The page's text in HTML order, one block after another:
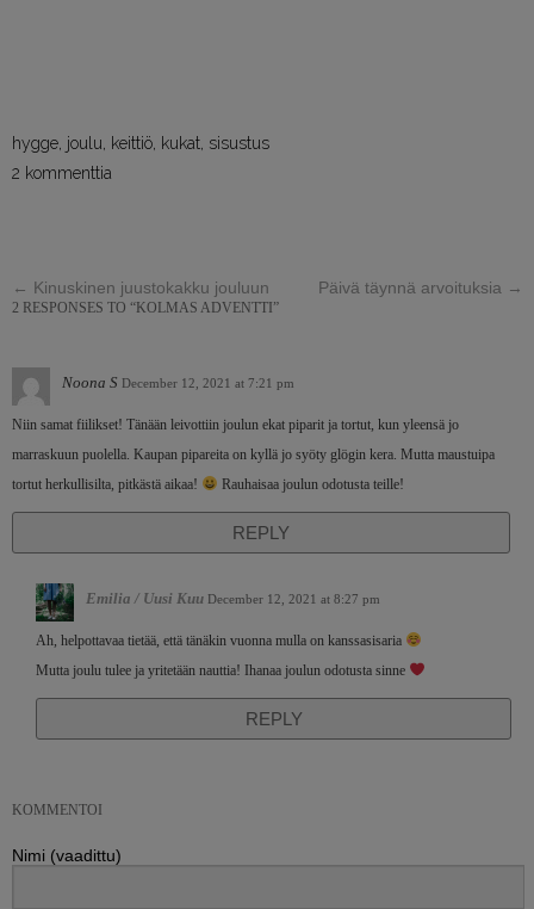
hygge joulu keittiö kukat sisustus
2 kommenttia
← Kinuskinen juustokakku jouluun Päivä täynnä arvoituksia →
2 RESPONSES TO “KOLMAS ADVENTTI”
Noona S December 12, 2021 at 7:21 pm
Niin samat fiilikset! Tänään leivottiin joulun ekat piparit ja tortut, kun yleensä jo
marraskuun puolella. Kaupan pipareita on kyllä jo syöty glögin kera. Mutta maustuipa
tortut herkullisilta, pitkästä aikaa!
Rauhaisaa joulun odotusta teille!
REPLY
Emilia / Uusi Kuu December 12, 2021 at 8:27 pm
Ah, helpottavaa tietää, että tänäkin vuonna mulla on kanssasisaria
Mutta joulu tulee ja yritetään nauttia! Ihanaa joulun odotusta sinne
REPLY
KOMMENTOI
Nimi (vaadittu)